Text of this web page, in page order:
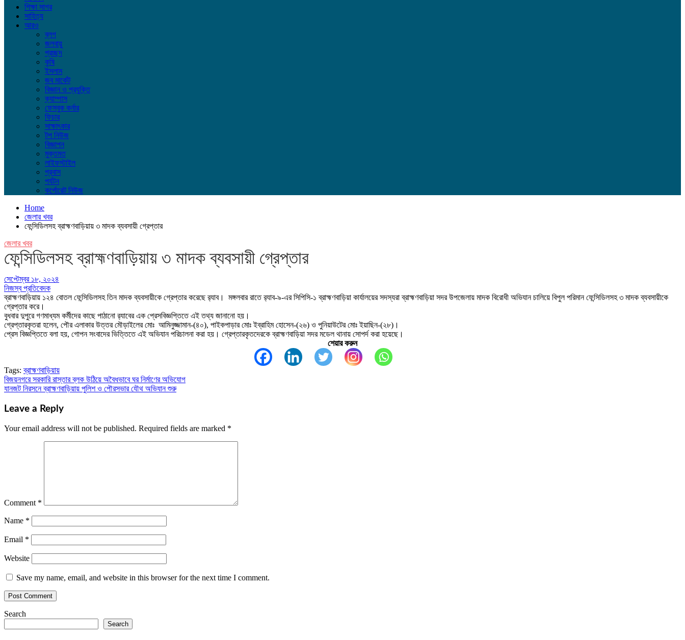
শিক্ষা সাগর
সাহিত্য
আরও
ব্লগ
জলবায়ু
প্রচ্ছদ
কৃষি
ইসলাম
জব মার্কেট
বিজ্ঞান ও প্রযুক্তি
ক্যাম্পাস
ফেসবুক কর্নার
ফিচার
সাক্ষাৎকার
টপ নিউজ
বিজ্ঞাপন
মুক্তমত
লাইফস্টাইল
প্রবাস
পর্যটন
কর্পোরেট নিউজ
Home
জেলার খবর
ফেন্সিডিলসহ ব্রাহ্মণবাড়িয়ায় ৩ মাদক ব্যবসায়ী গ্রেপ্তার
জেলার খবর
ফেন্সিডিলসহ ব্রাহ্মণবাড়িয়ায় ৩ মাদক ব্যবসায়ী গ্রেপ্তার
সেপ্টেম্বর ১৮, ২০২৪
নিজস্ব প্রতিবেদক
ব্রাহ্মণবাড়িয়ায় ১২৪ বোতল ফেন্সিডিলসহ তিন মাদক ব্যবসায়ীকে গ্রেপ্তার করেছে র‌্যাব। মঙ্গলবার রাতে র‌্যাব-৯-এর সিপিসি-১ ব্রাহ্মণবাড়িয়া কার্যালয়ের সদস্যরা ব্রাহ্মণবাড়িয়া সদর উপজেলায় মাদক বিরোধী অভিযান চালিয়ে বিপুল পরিমান ফেন্সিডিলসহ ৩ মাদক ব্যবসায়ীকে
গ্রেপ্তার করে।
বুধবার দুপুরে গণমাধ্যম কর্মীদের কাছে পাঠানো র‌্যাবের এক প্রেসবিজ্ঞপ্তিতে এই তথ্য জানানো হয়।
গ্রেপ্তারকৃতরা হলেন, পৌর এলাকার উত্তর মৌড়াইলের মোঃ আমিনুজ্জামান-(৪০), পাইকপাড়ার মোঃ ইব্রাহিম হোসেন-(২৬) ও পুনিয়াউটের মোঃ ইয়াছিন-(২৮)।
প্রেস বিজ্ঞপ্তিতে বলা হয়, গোপন সংবাদের ভিত্তিতে এই অভিযান পরিচালনা করা হয়। গ্রেপ্তারকৃতদেরকে ব্রাহ্মণবাড়িয়া সদর মডেল থানায় সোপর্দ করা হয়েছে।
শেয়ার করুন
Tags: ব্রাহ্মণবাড়িয়ায়
Post
navigation
বিজয়নগরে সরকারি রাস্তার ব্লক উঠিয়ে অবৈধভাবে ঘর নির্মাণের অভিযোগ
যানজট নিরসনে ব্রাহ্মণবাড়িয়ায় পুলিশ ও পৌরসভার যৌথ অভিযান শুরু
Leave a Reply
Your email address will not be published. Required fields are marked *
Comment *
Name *
Email *
Website
Save my name, email, and website in this browser for the next time I comment.
Search
Search